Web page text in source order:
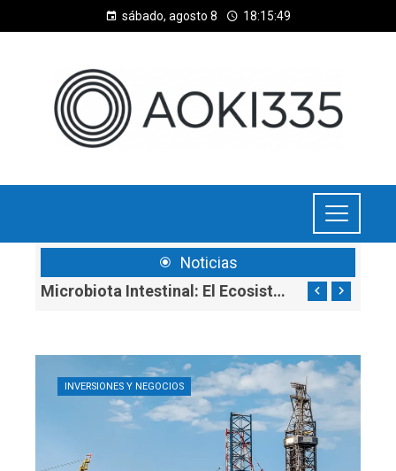
sábado, agosto 8 18:15:50
Noticias
Microbiota Intestinal: El Ecosistema Vital Dentro De Tu Cuerpo
INVERSIONES Y NEGOCIOS